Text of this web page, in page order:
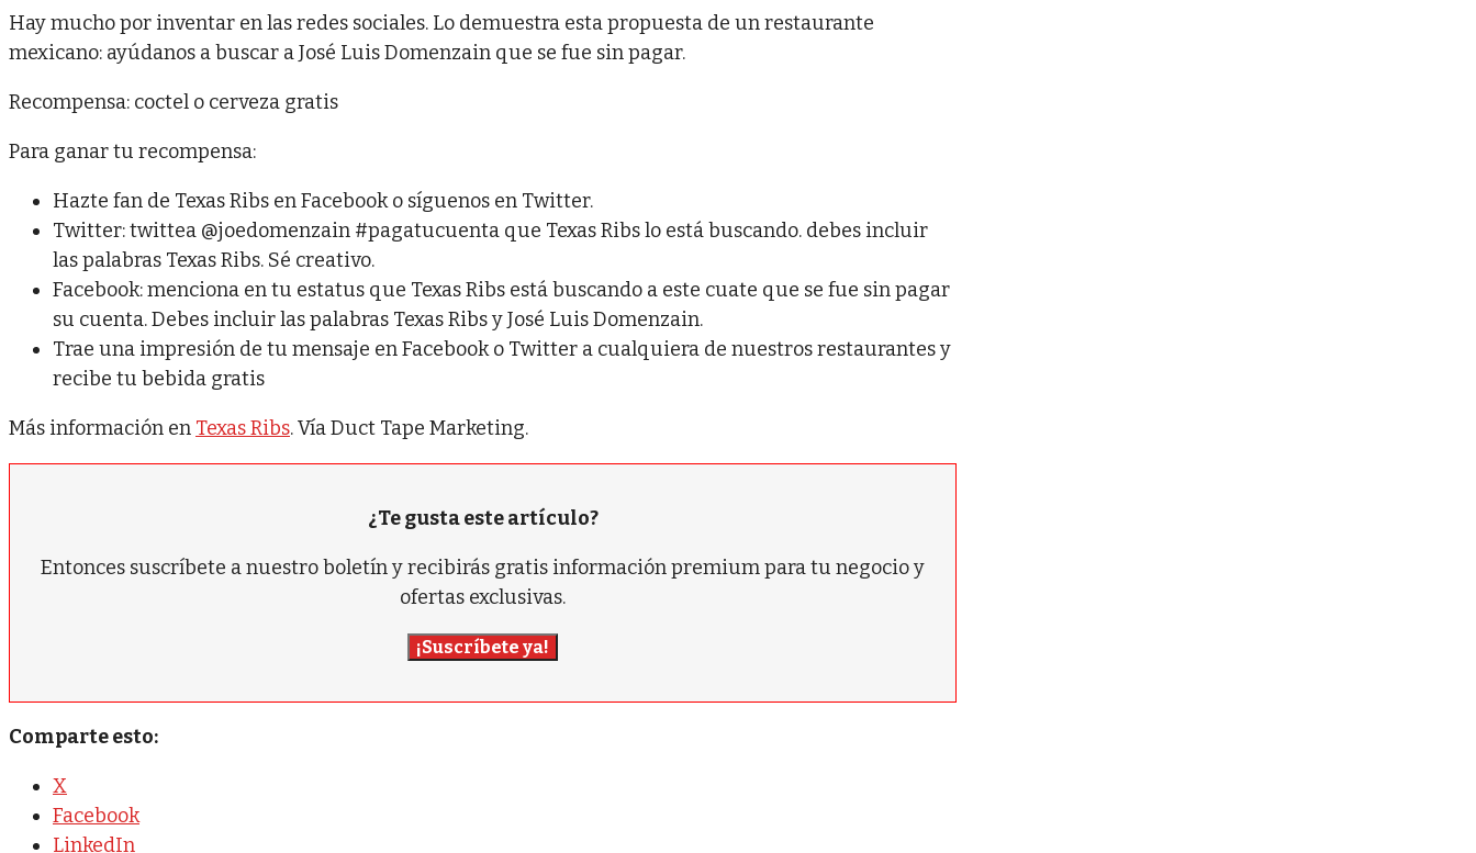
Hay mucho por inventar en las redes sociales. Lo demuestra esta propuesta de un restaurante
mexicano: ayúdanos a buscar a José Luis Domenzain que se fue sin pagar.
Recompensa: coctel o cerveza gratis
Para ganar tu recompensa:
Hazte fan de Texas Ribs en Facebook o síguenos en Twitter.
Twitter: twittea @joedomenzain #pagatucuenta que Texas Ribs lo está buscando. debes incluir
las palabras Texas Ribs. Sé creativo.
Facebook: menciona en tu estatus que Texas Ribs está buscando a este cuate que se fue sin pagar
su cuenta. Debes incluir las palabras Texas Ribs y José Luis Domenzain.
Trae una impresión de tu mensaje en Facebook o Twitter a cualquiera de nuestros restaurantes y
recibe tu bebida gratis
Más información en Texas Ribs. Vía Duct Tape Marketing.
¿Te gusta este artículo?
Entonces suscríbete a nuestro boletín y recibirás gratis información premium para tu negocio y
ofertas exclusivas.
¡Suscríbete ya!
Comparte esto:
X
Facebook
LinkedIn